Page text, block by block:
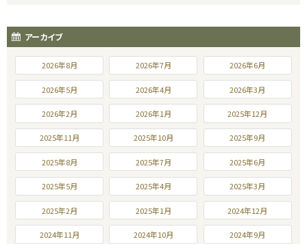
アーカイブ
2026年8月 2026年7月 2026年6月
2026年5月 2026年4月 2026年3月
2026年2月 2026年1月 2025年12月
2025年11月 2025年10月 2025年9月
2025年8月 2025年7月 2025年6月
2025年5月 2025年4月 2025年3月
2025年2月 2025年1月 2024年12月
2024年11月 2024年10月 2024年9月